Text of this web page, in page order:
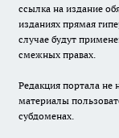
ссылка на издание
изданиях прямая
случае будут
смежных правах.
Редакция портала не
материалы
субдоменах.